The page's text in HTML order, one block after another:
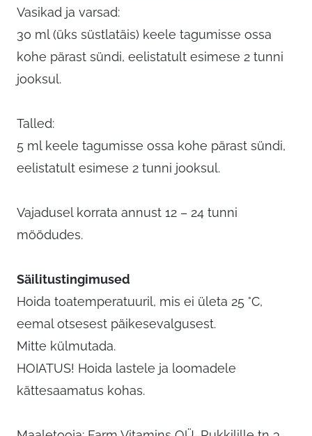
Vasikad ja varsad:
30 ml (üks süstlatäis) keele tagumisse ossa
kohe pärast sündi, eelistatult esimese 2 tunni
jooksul.
Talled:
5 ml keele tagumisse ossa kohe pärast sündi,
eelistatult esimese 2 tunni jooksul.
Vajadusel korrata annust 12 – 24 tunni
möödudes.
Säilitustingimused
Hoida toatemperatuuril, mis ei ületa 25 °C,
eemal otsesest päikesevalgusest.
Mitte külmutada.
HOIATUS! Hoida lastele ja loomadele
kättesaamatus kohas.